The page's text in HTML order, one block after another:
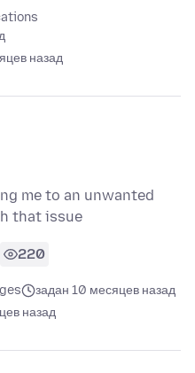
назад
me to an unwanted
that issue
220
задан 10 месяцев назад
назад